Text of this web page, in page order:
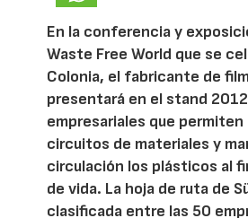
En la conferencia y
Waste Free World que se
Colonia, el fabricante de
presentará en el stand
empresariales que permiten
circuitos de materiales y
circulación los plásticos al
de vida. La hoja de ruta de
clasificada entre las 50